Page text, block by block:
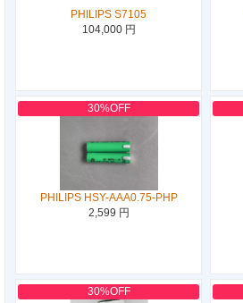
PHILIPS S7105
104,000 円
30%OFF
PHILIPS HSY-AAA0.75-PHP
2,599 円
30%OFF